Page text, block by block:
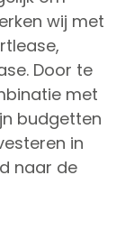
wij met
Door te
met
budgetten
in
naar de